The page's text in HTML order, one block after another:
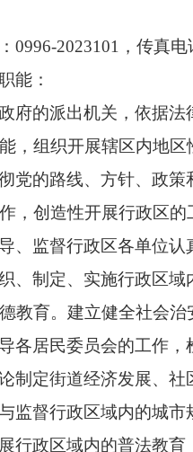
0996-2023101，传真电
能：
府的派出机关，依据
，组织开展辖区内地
彻党的路线、方针、政
，创造性开展行政区的
导、监督行政区各单位
织、制定、实施行政区域
教育。建立健全社会
导各居民委员会的工作
论制定街道经济发展、
监督行政区域内的城市
行政区域内的普法教育